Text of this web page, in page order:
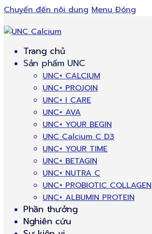
Chuyển đến nội dung Menu Đóng
Trang chủ
Sản phẩm UNC
UNC+ CALCIUM
UNC+ PROJOIN
UNC+ I CARE
UNC+ AVA
UNC+ YOUR BEGIN
UNC Calcium C D3
UNC+ YOUR TIME
UNC+ BETAGIN
UNC+ NUTRA C
UNC+ PROBIOTIC COLLAGEN
UNC+ ALBUMIN PROTEIN
Phần thưởng
Nghiên cứu